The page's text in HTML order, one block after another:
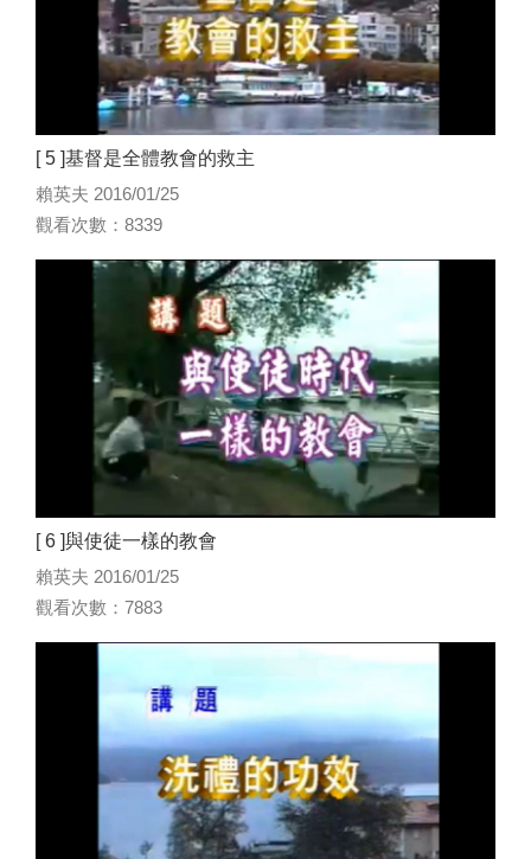
[ 5 ]基督是全體教會的救主
賴英夫 2016/01/25
觀看次數：8339
[ 6 ]與使徒一樣的教會
賴英夫 2016/01/25
觀看次數：7883